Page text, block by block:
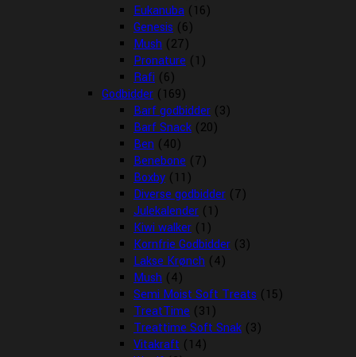
Eukanuba (16)
Genesis (6)
Mush (27)
Pronature (1)
Rafi (6)
Godbidder (169)
Barf godbidder (3)
Barf Snack (20)
Ben (40)
Benebone (7)
Boxby (11)
Diverse godbidder (7)
Julekalender (1)
Kiwi walker (1)
Kornfrie Godbidder (3)
Lakse Krønch (4)
Mush (4)
Semi Moist Soft Treats (15)
TreatTime (31)
Treattime Soft Snak (3)
Vitakraft (14)